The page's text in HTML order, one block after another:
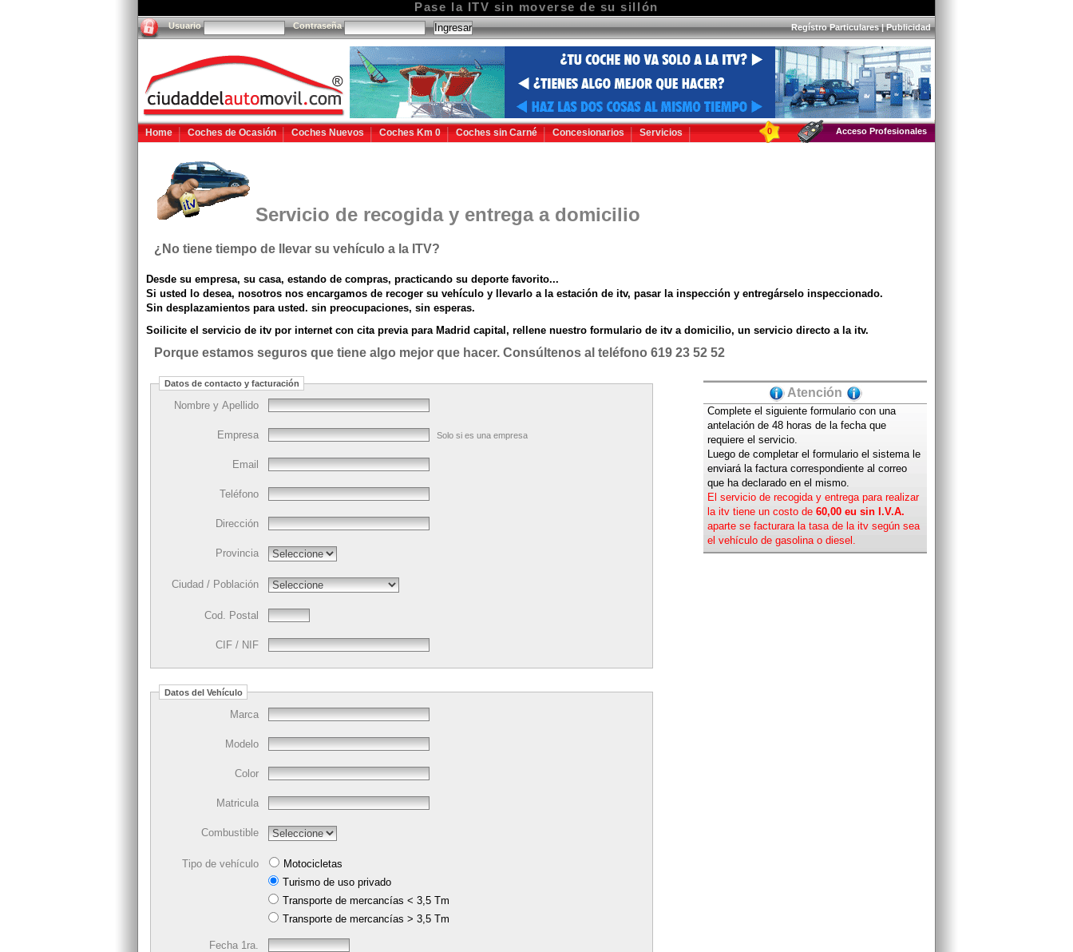
Pase la ITV sin moverse de su sillón
Usuario Contraseña Regístro Particulares|Publicidad
Home Coches de Ocasión Coches Nuevos Coches Km 0 Coches sin Carné Concesionarios Servicios 0 Acceso Profesionales
Servicio de recogida y entrega a domicilio
¿No tiene tiempo de llevar su vehículo a la ITV?
Desde su empresa, su casa, estando de compras, practicando su deporte favorito...
Si usted lo desea, nosotros nos encargamos de recoger su vehículo y llevarlo a la estación de itv, pasar la inspección y entregárselo inspeccionado.
Sin desplazamientos para usted. sin preocupaciones, sin esperas.
Soilicite el servicio de itv por internet con cita previa para Madrid capital, rellene nuestro formulario de itv a domicilio, un servicio directo a la itv.
Porque estamos seguros que tiene algo mejor que hacer. Consúltenos al teléfono 619 23 52 52
Datos de contacto y facturación
Nombre y Apellido
Empresa Solo si es una empresa
Email
Teléfono
Dirección
Provincia
Ciudad / Población
Cod. Postal
CIF / NIF
Datos del Vehículo
Marca
Modelo
Color
Matricula
Combustible
Tipo de vehículo
Motocicletas
Turismo de uso privado
Transporte de mercancías < 3,5 Tm
Transporte de mercancías > 3,5 Tm
Fecha 1ra.
Atención
Complete el siguiente formulario con una
antelación de 48 horas de la fecha que
requiere el servicio.
Luego de completar el formulario el sistema le
enviará la factura correspondiente al correo
que ha declarado en el mismo.
El servicio de recogida y entrega para realizar
la itv tiene un costo de 60,00 eu sin I.V.A.
aparte se facturara la tasa de la itv según sea
el vehículo de gasolina o diesel.